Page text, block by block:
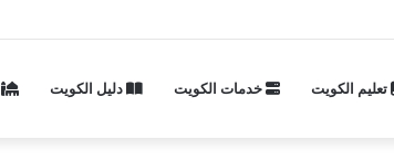
تعليم الكويت خدمات الكويت دليل الكويت